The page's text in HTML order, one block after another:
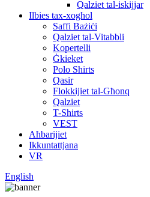
Qalziet tal-iskijjar
Ilbies tax-xogħol
Saffi Bażiċi
Qalziet tal-Vitabbli
Kopertelli
Ġkieket
Polo Shirts
Qasir
Flokkijiet tal-Għonq
Qalziet
T-Shirts
VEST
Aħbarijiet
Ikkuntattjana
VR
English